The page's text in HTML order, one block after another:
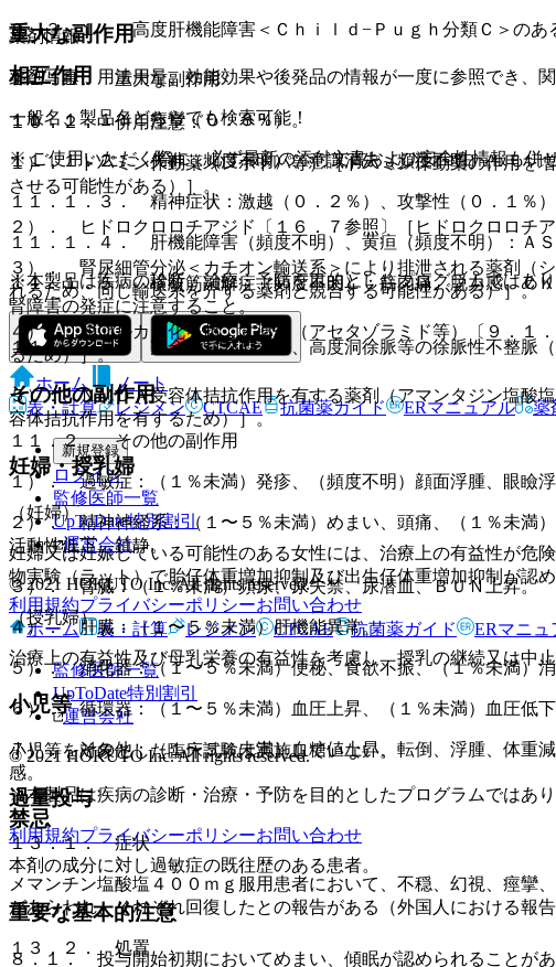
９．３．１． 高度肝機能障害＜Ｃｈｉｌｄ−Ｐｕｇｈ分類Ｃ＞のあ
相互作用
１０．２． 併用注意：
１）． ドパミン作動薬（レボドパ等）［ドパミン作動薬の作用を
させる可能性がある）］。
２）． ヒドロクロロチアジド〔１６．７参照〕［ヒドロクロロチ
３）． 腎尿細管分泌＜カチオン輸送系＞により排泄される薬剤（
れるため、同じ輸送系を介する薬剤と競合する可能性がある）］。
４）． 尿アルカリ化を起こす薬剤（アセタゾラミド等）〔９．１
るため）］。
５）． ＮＭＤＡ受容体拮抗作用を有する薬剤（アマンタジン塩酸
容体拮抗作用を有するため）］。
妊婦・授乳婦
（妊婦）
妊婦又は妊娠している可能性のある女性には、治療上の有益性が危
物実験（ラット）で胎仔体重増加抑制及び出生仔体重増加抑制が認
（授乳婦）
治療上の有益性及び母乳栄養の有益性を考慮し、授乳の継続又は中
小児等
小児等を対象とした臨床試験は実施していない。
過量投与
１３．１． 症状
メマンチン塩酸塩４００ｍｇ服用患者において、不穏、幻視、痙攣
があらわれ、それぞれ回復したとの報告がある（外国人における報告
１３．２． 処置
重大な副作用
１１．１． 重大な副作用
１１．１．１． 痙攣（０．３％）。
１１．１．２． 失神（頻度不明）、意識消失（頻度不明）。
１１．１．３． 精神症状：激越（０．２％）、攻撃性（０．１％
１１．１．４． 肝機能障害（頻度不明）、黄疸（頻度不明）：Ａ
１１．１．５． 横紋筋融解症（頻度不明）：筋肉痛、脱力感、Ｃ
腎障害の発症に注意すること。
１１．１．６． 完全房室ブロック、高度洞徐脈等の徐脈性不整脈（
その他の副作用
１１．２． その他の副作用
１）． 過敏症：（１％未満）発疹、（頻度不明）顔面浮腫、眼瞼浮
２）． 精神神経系：（１〜５％未満）めまい、頭痛、（１％未満
活動性低下、鎮静。
３）． 腎臓：（１％未満）頻尿、尿失禁、尿潜血、ＢＵＮ上昇。
４）． 肝臓：（１〜５％未満）肝機能異常。
５）． 消化器：（１〜５％未満）便秘、食欲不振、（１％未満）
６）． 循環器：（１〜５％未満）血圧上昇、（１％未満）血圧低下
７）． その他：（１〜５％未満）血糖値上昇、転倒、浮腫、体重
感。
禁忌
本剤の成分に対し過敏症の既往歴のある患者。
重要な基本的注意
８．１． 投与開始初期においてめまい、傾眠が認められることが
薬剤情報
薬剤写真、用法用量、効能効果や後発品の情報が一度に参照でき、
一般名、製品名どちらでも検索可能！
※ ご使用いただく際に、必ず最新の添付文書および安全性情報も併
※本製品は疾病の診断・治療・予防を目的としたプログラムではあ
ホーム
ノート
表・計算
レジメン CTCAE 抗菌薬ガイド ERマニュアル 薬
新規登録
ログイン
監修医師一覧
UpToDate特別割引
運営会社
© 2021 HOKUTO Inc. All rights reserved.
利用規約プライバシーポリシーお問い合わせ
ホーム
表・計算 レジメン CTCAE 抗菌薬ガイド ERマニュ
監修医師一覧
UpToDate特別割引
運営会社
© 2021 HOKUTO Inc. All rights reserved.
※本製品は疾病の診断・治療・予防を目的としたプログラムではあり
利用規約プライバシーポリシーお問い合わせ